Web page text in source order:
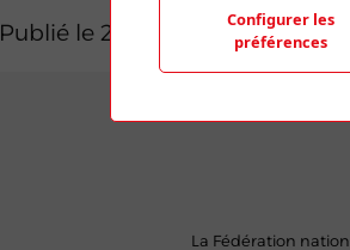
Publié le 20 Mar 2024
La Fédération
Configurer les
préférences